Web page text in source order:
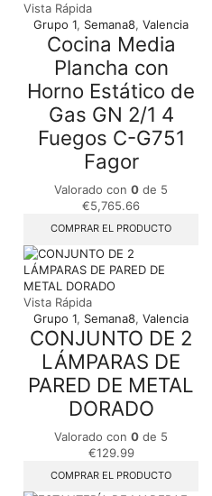
Vista Rápida
Grupo 1, Semana8, Valencia
Cocina Media
Plancha con
Horno Estático de
Gas GN 2/1 4
Fuegos C-G751
Fagor
Valorado con 0 de 5
€5,765.66
COMPRAR EL PRODUCTO
Vista Rápida
Grupo 1, Semana8, Valencia
CONJUNTO DE 2
LÁMPARAS DE
PARED DE METAL
DORADO
Valorado con 0 de 5
€129.99
COMPRAR EL PRODUCTO